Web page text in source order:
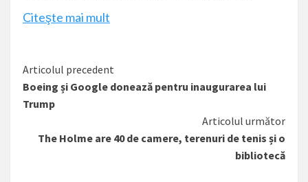
Citeşte mai mult
Citește
mai
mult
Articolul precedent
Boeing și Google donează pentru inaugurarea lui
Trump
Articolul următor
The Holme are 40 de camere, terenuri de tenis și o
bibliotecă